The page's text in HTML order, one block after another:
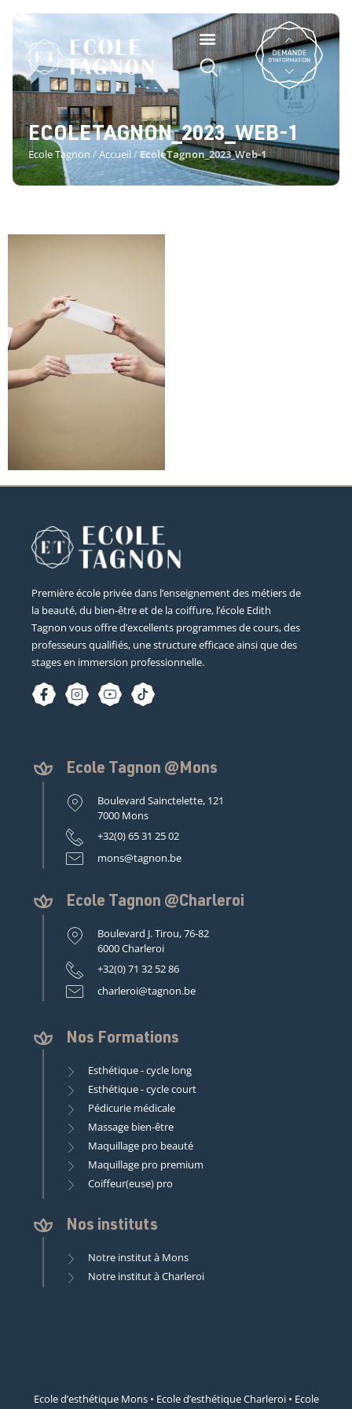
ECOLETAGNON_2023_WEB-1
Ecole Tagnon /Accueil/EcoleTagnon_2023_Web-1
Première école privée dans l’enseignement des métiers de
la beauté, du bien-être et de la coiffure, l’école Edith
Tagnon vous offre d’excellents programmes de cours, des
professeurs qualifiés, une structure efficace ainsi que des
stages en immersion professionnelle.
Ecole Tagnon @Mons
Boulevard Sainctelette, 121
7000 Mons
+32(0) 65 31 25 02
mons@tagnon.be
Ecole Tagnon @Charleroi
Boulevard J. Tirou, 76-82
6000 Charleroi
+32(0) 71 32 52 86
charleroi@tagnon.be
Nos Formations
Esthétique - cycle long
Esthétique - cycle court
Pédicurie médicale
Massage bien-être
Maquillage pro beauté
Maquillage pro premium
Coiffeur(euse) pro
Nos instituts
Notre institut à Mons
Notre institut à Charleroi
Ecole d’esthétique Mons • Ecole d’esthétique Charleroi • Ecole